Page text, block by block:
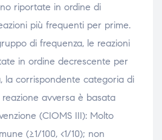
riportate in ordine di
più frequenti per prime.
di frequenza, le reazioni
in ordine decrescente per
la corrispondente categoria di
avversa è basata
(CIOMS III): Molto
(≥1/100, <1/10); non